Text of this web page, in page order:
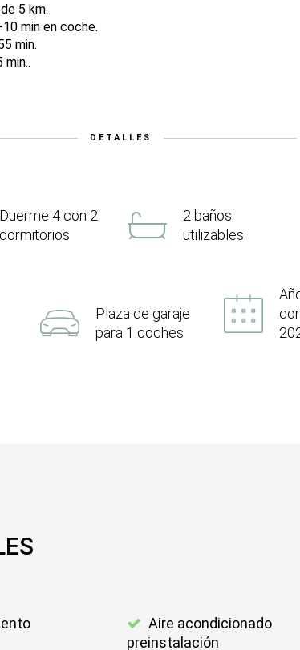
5 km.
min en coche.
min.
min..
DETALLES
Duerme 4 con 2
dormitorios
2 baños
utilizables
Plaza de garaje
para 1 coches
Aire acondicionado
preinstalación